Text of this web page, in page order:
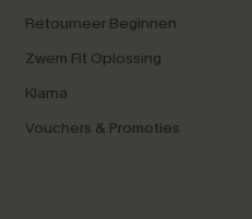
Retourneer Beginnen
Zwem Fit Oplossing
Klarna
Vouchers & Promoties